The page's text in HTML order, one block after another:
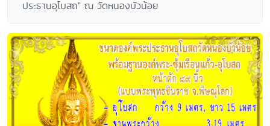
ประธานอุโบสถ" ณ วัดหนองบัวน้อย